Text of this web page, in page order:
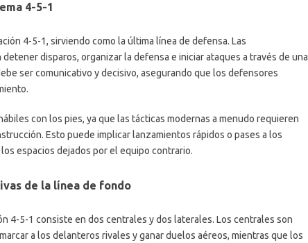
4-5-1
4-5-1, sirviendo como la última línea de defensa. Las
disparos, organizar la defensa e iniciar ataques a través de una
ser comunicativo y decisivo, asegurando que los defensores
con los pies, ya que las tácticas modernas a menudo requieren
Esto puede implicar lanzamientos rápidos o pases a los
espacios dejados por el equipo contrario.
de la línea de fondo
4-5-1 consiste en dos centrales y dos laterales. Los centrales son
a los delanteros rivales y ganar duelos aéreos, mientras que los